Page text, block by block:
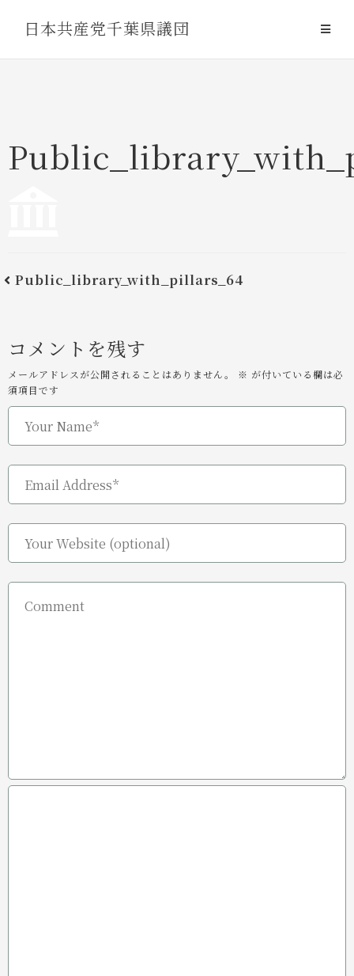
日本共産党千葉県議団
Public_library_with_pillars_64
コメントを残す
メールアドレスが公開されることはありません。 ※ が付いている欄は必
須項目です